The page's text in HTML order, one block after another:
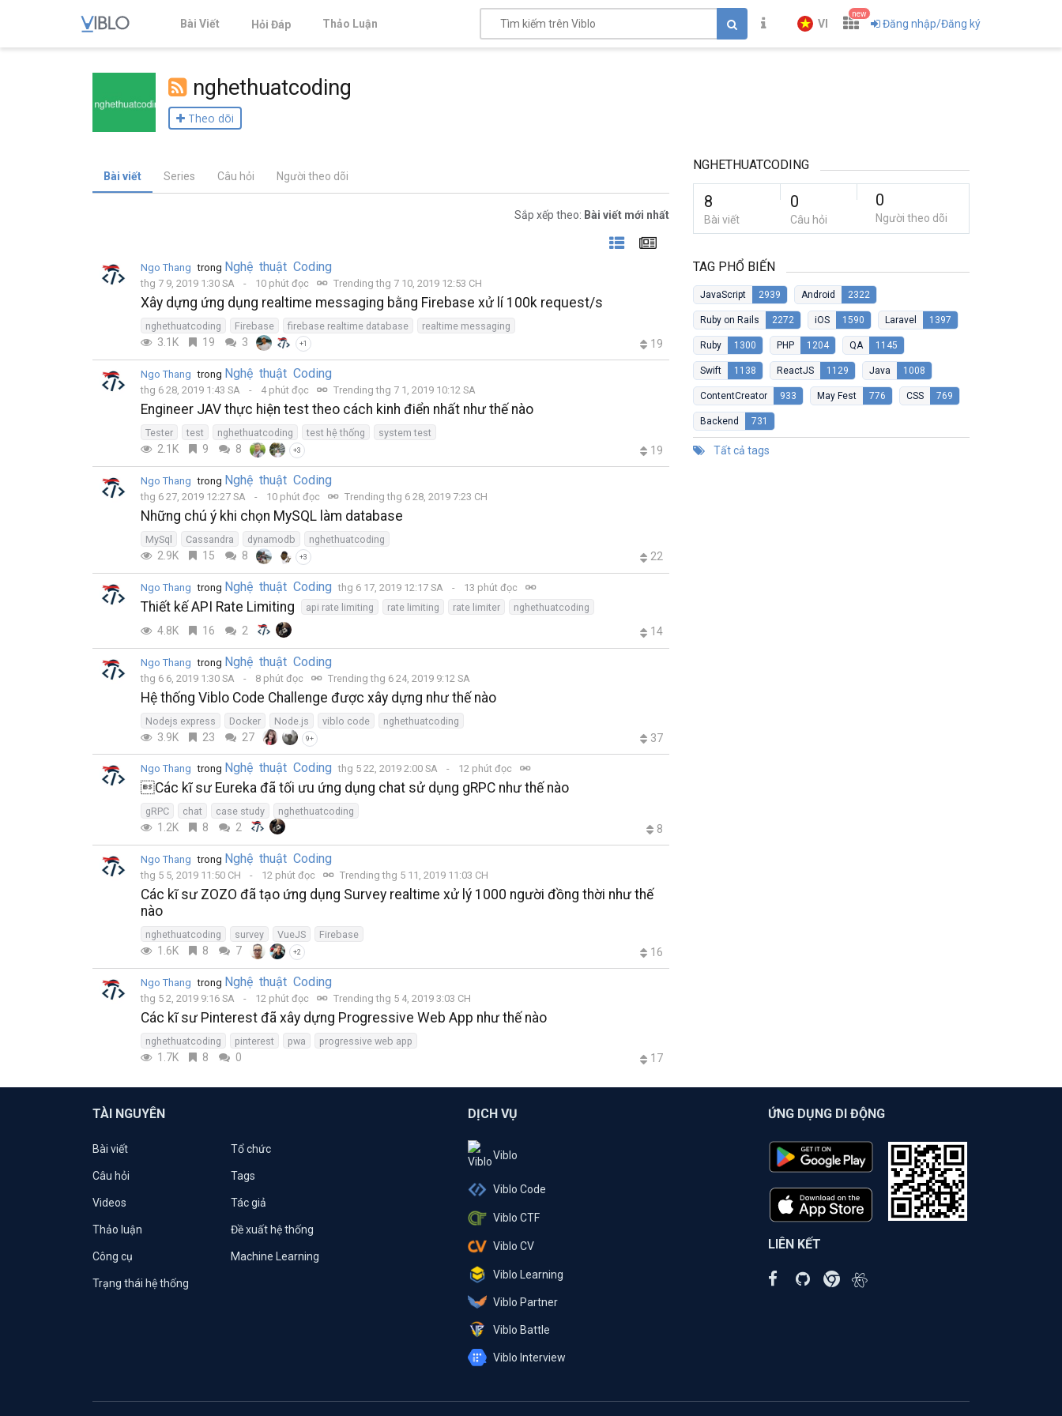
Bài Viết Hỏi Đáp Thảo Luận VI
new
Đăng nhập/Đăng ký
nghethuatcoding
Theo dõi
Bài viết Series Câu hỏi Người theo dõi
Sắp xếp theo: Bài viết mới nhất
Ngo Thang trong Nghệ thuật Coding
thg 7 9, 2019 1:30 SA 10 phút đọc Trending thg 7 10, 2019 12:53 CH
Xây dựng ứng dụng realtime messaging bằng Firebase xử lí 100k request/s
nghethuatcoding Firebase firebase realtime database realtime messaging
3.1K 19 3 +1 19
Ngo Thang trong Nghệ thuật Coding
thg 6 28, 2019 1:43 SA 4 phút đọc Trending thg 7 1, 2019 10:12 SA
Engineer JAV thực hiện test theo cách kinh điển nhất như thế nào
Tester test nghethuatcoding test hệ thống system test
2.1K 9 8 +3 19
Ngo Thang trong Nghệ thuật Coding
thg 6 27, 2019 12:27 SA 10 phút đọc Trending thg 6 28, 2019 7:23 CH
Những chú ý khi chọn MySQL làm database
MySql Cassandra dynamodb nghethuatcoding
2.9K 15 8 +3 22
Ngo Thang trong Nghệ thuật Coding thg 6 17, 2019 12:17 SA 13 phút đọc
Thiết kế API Rate Limiting api rate limiting rate limiting rate limiter nghethuatcoding
4.8K 16 2 14
Ngo Thang trong Nghệ thuật Coding
thg 6 6, 2019 1:30 SA 8 phút đọc Trending thg 6 24, 2019 9:12 SA
Hệ thống Viblo Code Challenge được xây dựng như thế nào
Nodejs express Docker Node.js viblo code nghethuatcoding
3.9K 23 27 9+ 37
Ngo Thang trong Nghệ thuật Coding thg 5 22, 2019 2:00 SA 12 phút đọc
Các kĩ sư Eureka đã tối ưu ứng dụng chat sử dụng gRPC như thế nào
gRPC chat case study nghethuatcoding
1.2K 8 2 8
Ngo Thang trong Nghệ thuật Coding
thg 5 5, 2019 11:50 CH 12 phút đọc Trending thg 5 11, 2019 11:03 CH
Các kĩ sư ZOZO đã tạo ứng dụng Survey realtime xử lý 1000 người đồng thời như thế
nào
nghethuatcoding survey VueJS Firebase
1.6K 8 7 +2 16
Ngo Thang trong Nghệ thuật Coding
thg 5 2, 2019 9:16 SA 12 phút đọc Trending thg 5 4, 2019 3:03 CH
Các kĩ sư Pinterest đã xây dựng Progressive Web App như thế nào
nghethuatcoding pinterest pwa progressive web app
1.7K 8 0 17
NGHETHUATCODING
8
Bài viết
0
Câu hỏi
0
Người theo dõi
TAG PHỔ BIẾN
JavaScript 2939 Android 2322
Ruby on Rails 2272 iOS 1590 Laravel 1397
Ruby 1300 PHP 1204 QA 1145
Swift 1138 ReactJS 1129 Java 1008
ContentCreator 933 May Fest 776 CSS 769
Backend 731
Tất cả tags
TÀI NGUYÊN
Bài viết Tổ chức
Câu hỏi Tags
Videos Tác giả
Thảo luận Đề xuất hệ thống
Công cụ Machine Learning
Trạng thái hệ thống
DỊCH VỤ
Viblo
Viblo Code
Viblo CTF
Viblo CV
Viblo Learning
Viblo Partner
Viblo Battle
Viblo Interview
ỨNG DỤNG DI ĐỘNG
LIÊN KẾT